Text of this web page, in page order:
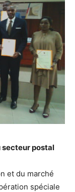
secteur postal
et du marché
spéciale